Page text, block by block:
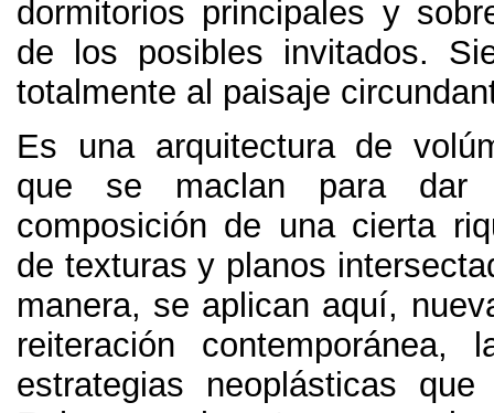
dormitorios principales y
de los posibles invitados.
totalmente al paisaje
Es una arquitectura de
que se maclan para
composición de una cierta
de texturas y planos
manera, se aplican aquí,
reiteración contemporánea,
estrategias neoplásticas